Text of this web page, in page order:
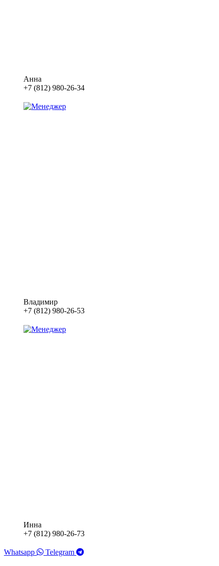
Анна
+7 (812) 980-26-34
Владимир
+7 (812) 980-26-53
Инна
+7 (812) 980-26-73
Whatsapp Telegram